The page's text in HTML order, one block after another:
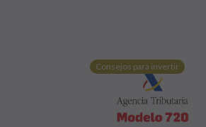
Consejos para invertir